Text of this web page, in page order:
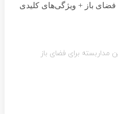
فضای باز + ویژگی‌های کلیدی
مداربسته برای فضای باز